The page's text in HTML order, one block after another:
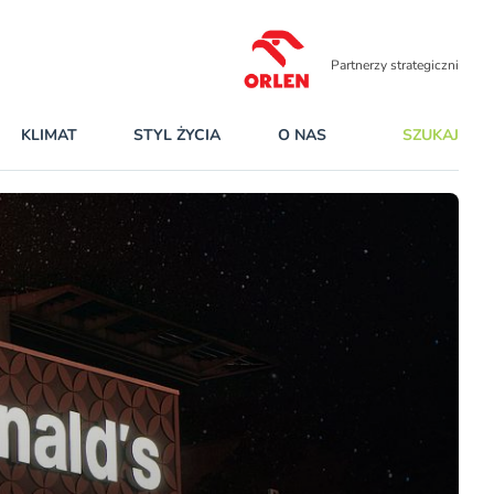
Partnerzy strategiczni
KLIMAT STYL ŻYCIA O NAS SZUKAJ